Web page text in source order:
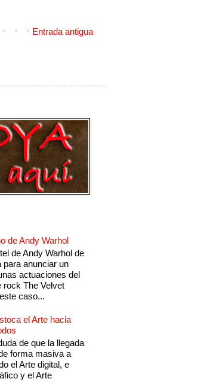
Entrada antigua
de Andy Warhol
de Andy Warhol de
para anunciar un
actuaciones del
rock The Velvet
caso...
el Arte hacia
de que la llegada
forma masiva a
el Arte digital, e
y el Arte